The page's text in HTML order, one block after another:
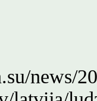
news/